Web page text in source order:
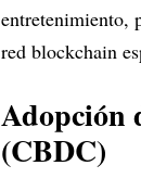
entretenimiento,
red blockchain
Adopción
(CBDC)